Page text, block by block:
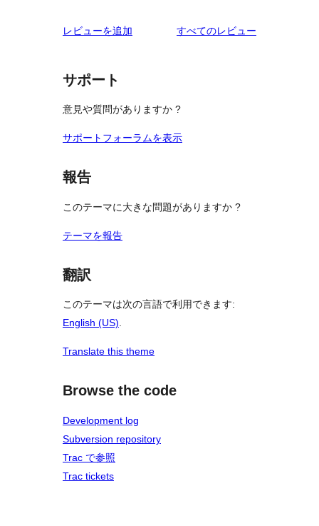
ーュ
ビ
レ
ュ
ー
星
ビ
ー
レビューを追加 すべてのレビュー
サポート
意見や質問がありますか ?
サポートフォーラムを表示
報告
このテーマに大きな問題がありますか ?
テーマを報告
翻訳
このテーマは次の言語で利用できます:
English (US).
Translate this theme
Browse the code
Development log
Subversion repository
Trac で参照
Trac tickets